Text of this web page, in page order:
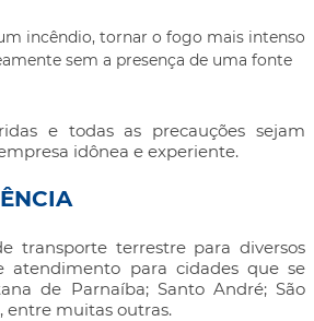
incêndio, tornar o fogo mais intenso
sem a presença de uma fonte
e todas as precauções sejam
idônea e experiente.
transporte terrestre para diversos
atendimento para cidades que se
de Parnaíba; Santo André; São
entre muitas outras.